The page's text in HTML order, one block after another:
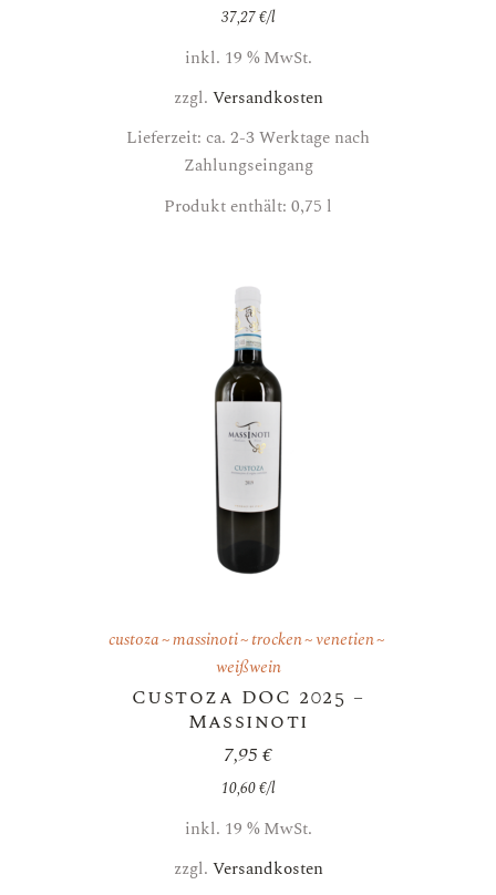
37,27€/l
inkl. 19 % MwSt.
zzgl. Versandkosten
Lieferzeit: ca. 2-3 Werktage nach
Zahlungseingang
Produkt enthält: 0,75 l
custoza massinoti trocken venetien
weißwein
Custoza DOC 2025 –
Massinoti
7,95€
10,60€/l
inkl. 19 % MwSt.
zzgl. Versandkosten